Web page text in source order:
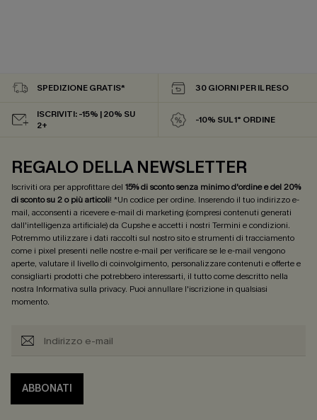
SPEDIZIONE GRATIS* 30 GIORNI PER IL RESO
ISCRIVITI: -15% | 20% SU
2+
-10% SUL 1° ORDINE
REGALO DELLA NEWSLETTER
Iscriviti ora per approfittare del 15% di sconto senza minimo d'ordine e del 20%
di sconto su 2 o più articoli! *Un codice per ordine. Inserendo il tuo indirizzo e-
mail, acconsenti a ricevere e-mail di marketing (compresi contenuti generati
dall'intelligenza artificiale) da Cupshe e accetti i nostri Termini e condizioni.
Potremmo utilizzare i dati raccolti sul nostro sito e strumenti di tracciamento
come i pixel presenti nelle nostre e-mail per verificare se le e-mail vengono
aperte, valutare il livello di coinvolgimento, personalizzare contenuti e offerte e
consigliarti prodotti che potrebbero interessarti, il tutto come descritto nella
nostra Informativa sulla privacy. Puoi annullare l'iscrizione in qualsiasi
momento.
ABBONATI